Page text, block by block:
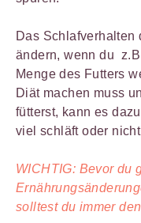
Das Schlafverhalten
ändern, wenn du
Menge des Futters
Diät machen muss
fütterst, kann es
viel schläft oder
WICHTIG: Bevor du
solltest du immer